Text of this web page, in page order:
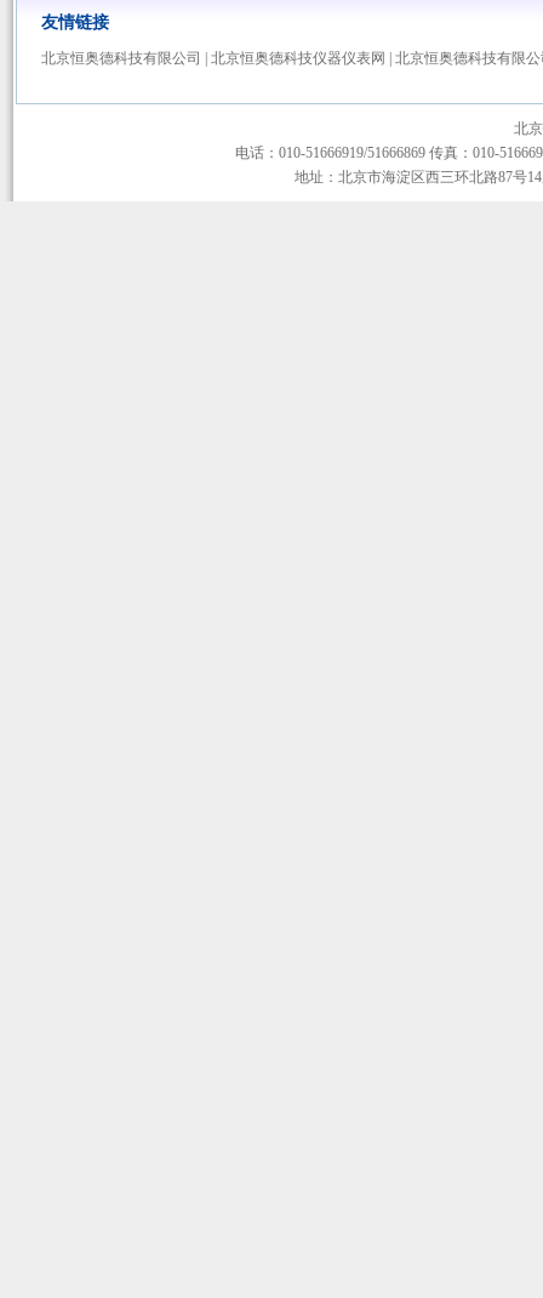
友情链接
北京恒奥德科技有限公司 北京恒奥德科技仪器仪表网 北京恒奥德科技有限
北
电话：010-51666919/51666869 传真：010-
地址：北京市海淀区西三环北路87号